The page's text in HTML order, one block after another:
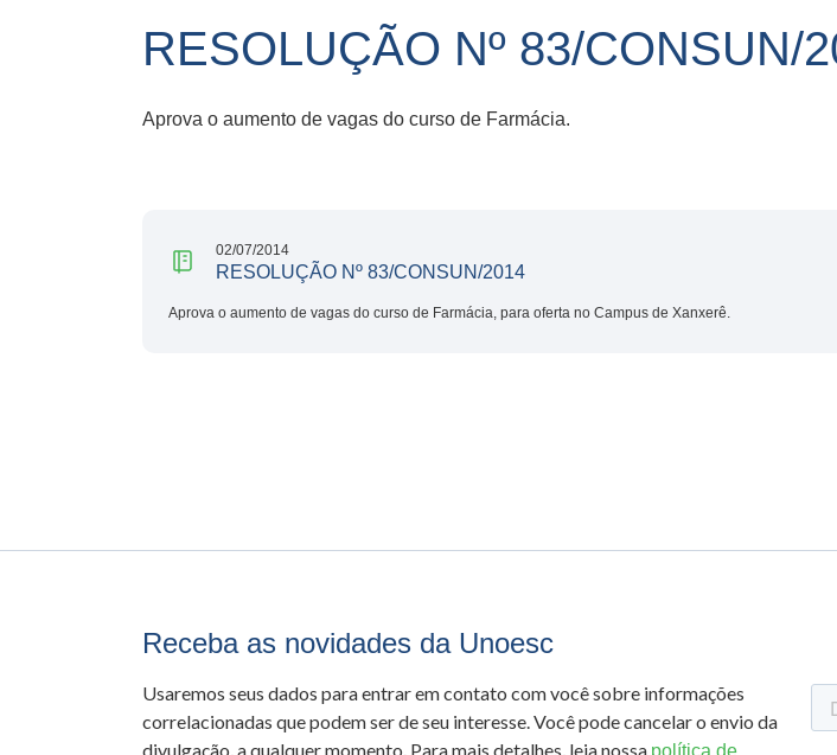
RESOLUÇÃO Nº 83/CONSUN/
Aprova o aumento de vagas do curso de Farmácia.
02/07/2014
RESOLUÇÃO Nº 83/CONSUN/2014
Aprova o aumento de vagas do curso de Farmácia, para oferta no Campus de Xanxerê.
Receba as novidades da Unoesc
Usaremos seus dados para entrar em contato com você sobre informações
correlacionadas que podem ser de seu interesse. Você pode cancelar o envio da
divulgação, a qualquer momento. Para mais detalhes, leia nossa política de